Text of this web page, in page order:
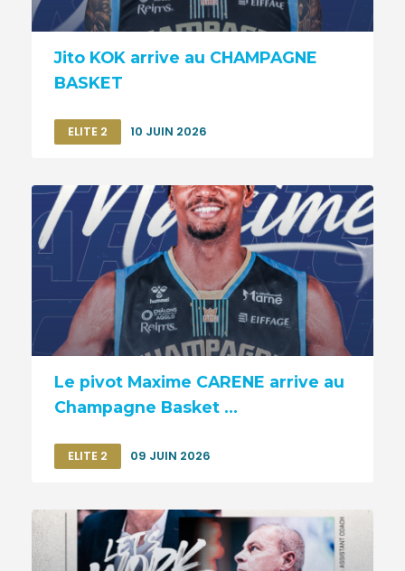
Jito KOK arrive au CHAMPAGNE
BASKET
ELITE 2 10 JUIN 2026
Le pivot Maxime CARENE arrive au
Champagne Basket ...
ELITE 2 09 JUIN 2026